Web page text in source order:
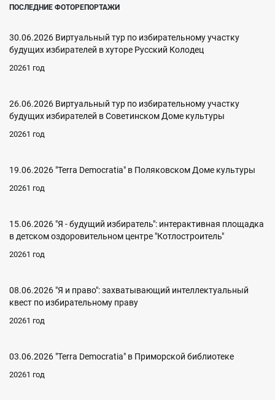
ПОСЛЕДНИЕ ФОТОРЕПОРТАЖИ
30.06.2026 Виртуальный тур по избирательному участку
будущих избирателей в хуторе Русский Колодец
20261 год
26.06.2026 Виртуальный тур по избирательному участку
будущих избирателей в Советинском Доме культуры
20261 год
19.06.2026 "Terra Democratia" в Поляковском Доме культуры
20261 год
15.06.2026 "Я - будущий избиратель": интерактивная площадка
в детском оздоровительном центре "Котлостроитель"
20261 год
08.06.2026 "Я и право": захватывающий интеллектуальный
квест по избирательному праву
20261 год
03.06.2026 "Terra Democratia" в Приморской библиотеке
20261 год